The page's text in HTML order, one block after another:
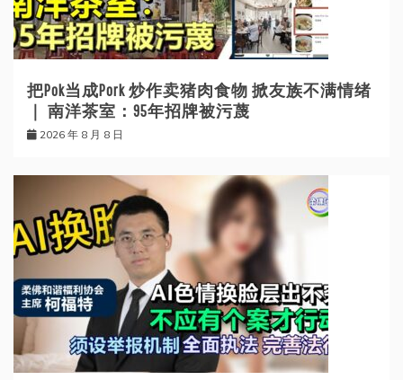
把Pok当成Pork 炒作卖猪肉食物 掀友族不满情绪
｜ 南洋茶室：95年招牌被污蔑
2026 年 8 月 8 日